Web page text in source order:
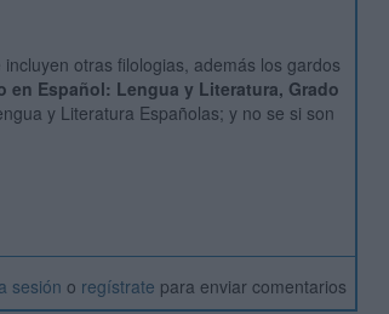
otras filologias, además los gardos
en Español: Lengua y Literatura, Grado
y Literatura Españolas; y no se si son
sesión o regístrate para enviar comentarios